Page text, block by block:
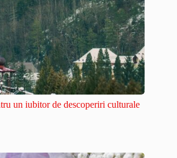
un iubitor de descoperiri culturale